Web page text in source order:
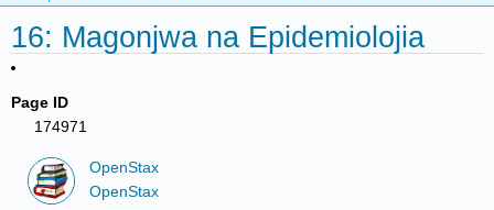
16: Magonjwa na Epidemiolojia
Page ID
174971
OpenStax
OpenStax